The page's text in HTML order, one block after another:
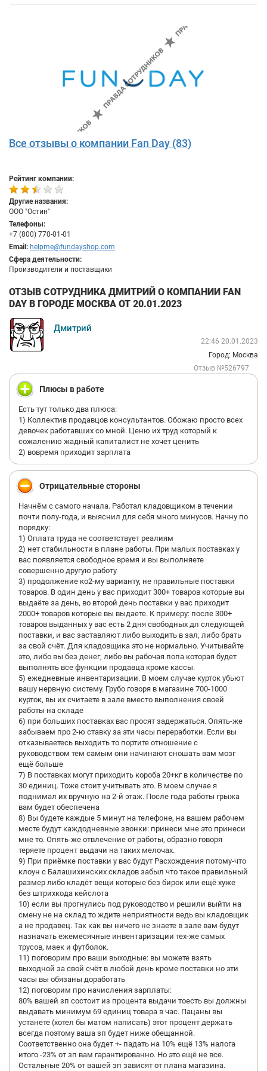
Все отзывы о компании Fan Day (83)
Рейтинг компании:
Другие названия:
ООО "Остин"
Телефоны:
+7 (800) 770-01-01
Email: helpme@fundayshop.com
Сфера деятельности:
Производители и поставщики
ОТЗЫВ СОТРУДНИКА ДМИТРИЙ О КОМПАНИИ FAN
DAY В ГОРОДЕ МОСКВА ОТ 20.01.2023
Дмитрий
22:46 20.01.2023
Город: Москва
Отзыв №526797
Плюсы в работе
Есть тут только два плюса:
1) Коллектив продавцов консультантов. Обожаю просто всех
девочек работавших со мной. Ценю их труд который к
сожалению жадный капиталист не хочет ценить
2) вовремя приходит зарплата
Отрицательные стороны
Начнём с самого начала. Работал кладовщиком в течении
почти полу-года, и выяснил для себя много минусов. Начну по
порядку:
1) Оплата труда не соответствует реалиям
2) нет стабильности в плане работы. При малых поставках у
вас появляется свободное время и вы выполняете
совершенно другую работу
3) продолжение ко2-му варианту, не правильные поставки
товаров. В один день у вас приходит 300+ товаров которые вы
выдаёте за день, во второй день поставки у вас приходит
2000+ товаров которые вы выдаете. К примеру: после 300+
товаров выданных у вас есть 2 дня свободных дл следующей
поставки, и вас заставляют либо выходить в зал, либо брать
за свой счёт. Для кладовщика это не нормально. Учитывайте
это, либо вы без денег, либо вы рабочая попа которая будет
выполнять все функции продавца кроме кассы.
5) ежедневные инвентаризации. В моем случае курток убьют
вашу нервную систему. Грубо говоря в магазине 700-1000
курток, вы их считаете в зале вместо выполнения своей
работы на складе
6) при больших поставках вас просят задержаться. Опять-же
забываем про 2-ю ставку за эти часы переработки. Если вы
отказываетесь выходить то портите отношение с
руководством тем самым они начинают сношать вам мозг
ещё больше
7) В поставках могут приходить короба 20+кг в количестве по
30 единиц. Тоже стоит учитывать это. В моем случае я
поднимал их вручную на 2-й этаж. После года работы грыжа
вам будет обеспечена
8) Вы будете каждые 5 минут на телефоне, на вашем рабочем
месте будут каждодневные звонки: принеси мне это принеси
мне то. Опять-же отвлечение от работы, образно говоря
теряете процент выдачи на таких мелочах.
9) При приёмке поставки у вас будут Расхождения потому-что
клоун с Балашихинских складов забыл что такое правильный
размер либо кладёт вещи которые без бирок или ещё хуже
без штрихкода кейслота
10) если вы прогнулись под руководство и решили выйти на
смену не на склад то ждите неприятности ведь вы кладовщик
а не продавец. Так как вы ничего не знаете в зале вам будут
назначать ежемесячные инвентаризации тех-же самых
трусов, маек и футболок.
11) поговорим про ваши выходные: вы можете взять
выходной за свой счёт в любой день кроме поставки но эти
часы вы обязаны доработать
12) поговорим про начисления зарплаты:
80% вашей зп состоит из процента выдачи тоесть вы должны
выдавать минимум 69 единиц товара в час. Пацаны вы
устанете (хотел бы матом написать) этот процент держать
всегда поэтому ваша зп будет ниже обещанной.
Соответственно она будет +- падать на 10% ещё 13% налога
итого -23% от зп вам гарантированно. Но это ещё не все.
Остальные 20% от вашей зп зависят от плана магазина.